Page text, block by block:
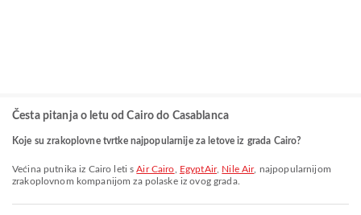
Česta pitanja o letu od Cairo do Casablanca
Koje su zrakoplovne tvrtke najpopularnije za letove iz grada Cairo?
Većina putnika iz Cairo leti sAir Cairo EgyptAir, Nile Air, najpopularnijom
zrakoplovnom kompanijom za polaske iz ovog grada.